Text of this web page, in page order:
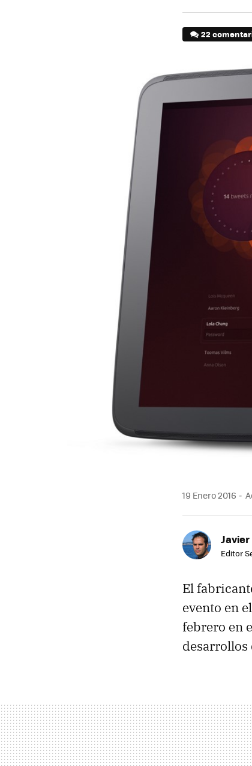
22
19 Enero 2016
Editor
El
evento en el
febrero en
desarrollos